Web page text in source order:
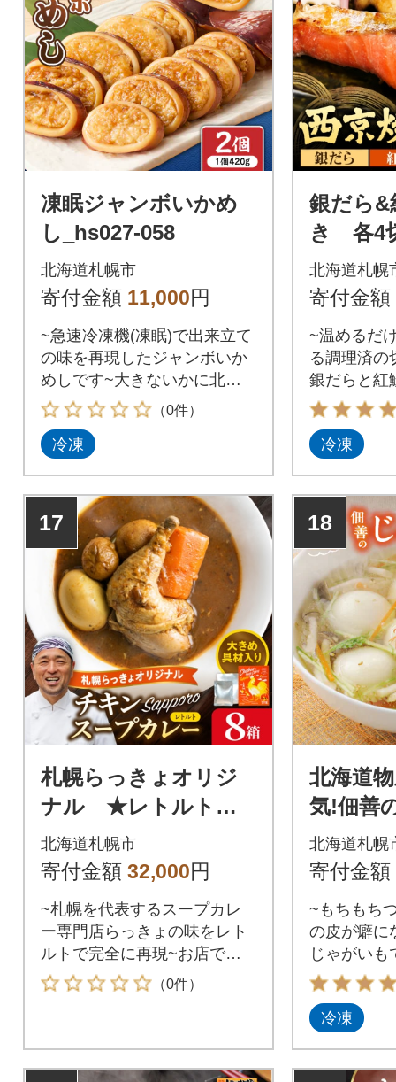
ードです。
れました。
るゆたか並
ないマイル
です。
凍眠ジャンボいかめ
し_hs027-058
北海道札幌市
寄付金額 11,000円
~急速冷凍機(凍眠)で出来立て
の味を再現したジャンボいか
めしです~大きないかに北海
道産のもち米とゆめぴりかを
詰めて、独自のたれで煮た
後、液体の急速冷凍機(凍眠)
り氷結晶の膨張を抑えまし
た。細胞をほとんど破壊せず
に品質を保っておりますの
で、湯煎調理で出来立てのよ
うな美味しいいかめしをお召
し上がりいただけます。
（0件）
冷凍
銀だら
き 各4
北海道札幌
寄付金額
~温めるだ
る調理済の
銀だらと紅
噌に漬け込
てあります
は袋から取
上がりいた
冷凍
17
札幌らっきょオリジ
ナル ★レトルトチ
キン スープカレー(56
0g×8個セット)_hs145
北海道札幌市
寄付金額 32,000円
~札幌を代表するスープカレ
ー専門店らっきょの味をレト
ルトで完全に再現~お店でも
一番人気の“チキンスープカレ
ー”を「限りなくお店に近い状
1本丸ごと入れる事に挑戦し、
（0件）
18
北海道
気!佃善
個入り(
セット
北海道札幌
寄付金額
~もちもち
の皮が癖に
じゃがいも
作った、も
皮で野菜と
み込んだ製
んの具材に
冷凍